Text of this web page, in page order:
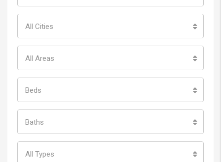
All Cities
All Areas
Beds
Baths
All Types